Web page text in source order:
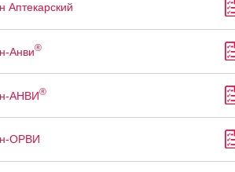
Аптекарский
Анви®
АНВИ®
ОРВИ